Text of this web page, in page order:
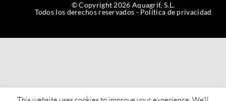
© Copyright 2026 Aquagrif, S.L.
Todos los derechos reservados - Política de privacidad